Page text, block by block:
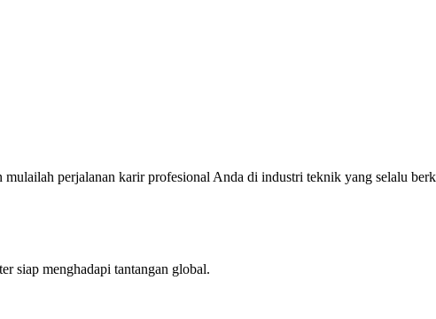
perjalanan karir profesional Anda di industri teknik yang selalu
siap menghadapi tantangan global.